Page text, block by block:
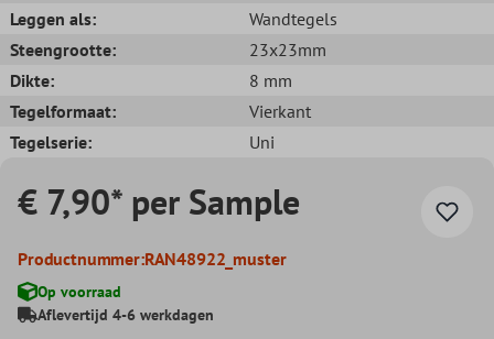
Leggen als:
Wandtegels
Steengrootte:
23x23mm
Dikte:
8 mm
Tegelformaat:
Vierkant
Tegelserie:
Uni
€ 7,90* per Sample
Productnummer:RAN48922_muster
Op voorraad
Aflevertijd 4-6 werkdagen